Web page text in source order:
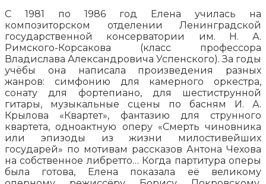
С 1981 по 1986 год Елена училась на
композиторском отделении Ленинградской
государственной консерватории им. Н. А.
Римского-Корсакова (класс профессора
Владислава Александровича Успенского). За годы
учёбы она написала произведения разных
жанров: симфонию для камерного оркестра,
сонату для фортепиано, для шестиструнной
гитары, музыкальные сцены по басням И. А.
Крылова «Квартет», фантазию для струнного
квартета, одноактную оперу «Смерть чиновника
или эпизоды из жизни милостивейших
государей» по мотивам рассказов Антона Чехова
на собственное либретто… Когда партитура оперы
была готова, Елена показала её великому